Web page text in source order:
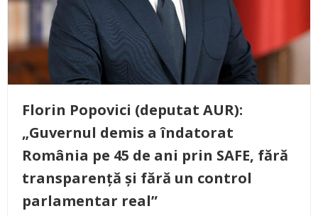
Florin Popovici (deputat AUR):
„Guvernul demis a îndatorat
România pe 45 de ani prin SAFE, fără
transparență și fără un control
parlamentar real”